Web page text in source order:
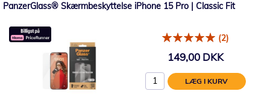
PanzerGlass® Skærmbeskyttelse iPhone 15 Pro | Classic Fit
(2)
149,00 DKK
LÆG I KURV